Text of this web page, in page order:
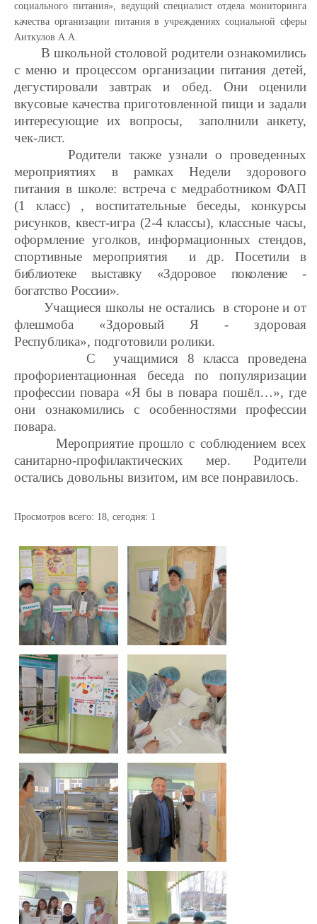
социального питания», ведущий специалист отдела мониторинга
качества организации питания в учреждениях социальной сферы
Аиткулов А.А.
В школьной столовой родители ознакомились
с меню и процессом организации питания детей,
дегустировали завтрак и обед. Они оценили
вкусовые качества приготовленной пищи и задали
интересующие их вопросы, заполнили анкету,
чек-лист.
Родители также узнали о проведенных
мероприятиях в рамках Недели здорового
питания в школе: встреча с медработником ФАП
(1 класс) , воспитательные беседы, конкурсы
рисунков, квест-игра (2-4 классы), классные часы,
оформление уголков, информационных стендов,
спортивные мероприятия и др. Посетилив
библиотеке выставку «Здоровое поколение -
богатство России».
Учащиеся школы не остались в стороне и от
флешмоба «Здоровый Я - здоровая
Республика», подготовили ролики.
С учащимися 8 класса проведена
профориентационная беседа по популяризации
профессии повара «Я бы в повара пошёл…», где
они ознакомились с особенностями профессии
повара.
Мероприятие прошло с соблюдением всех
санитарно-профилактических мер. Родители
остались довольны визитом, им все понравилось.
Просмотров всего: 18, сегодня: 1